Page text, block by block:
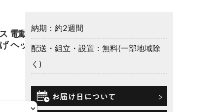
電動ベ
ヘッド
納期：約2週間
配送・組立・設置：無料(一部地域除
く)